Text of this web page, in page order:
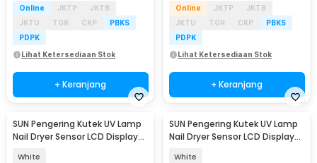
Online JKTP
JKTB
JKTU
TGR CKP
PBKS
PDPK
Lihat Ketersediaan Stok
+ Keranjang
Online JKTP
JKTB
JKTU
TGR CKP
PBKS
PDPK
Lihat Ketersediaan Stok
+ Keranjang
SUN Pengering Kutek UV Lamp
Nail Dryer Sensor LCD Display
White
SUN Pengering Kutek UV Lamp
Nail Dryer Sensor LCD Display
White